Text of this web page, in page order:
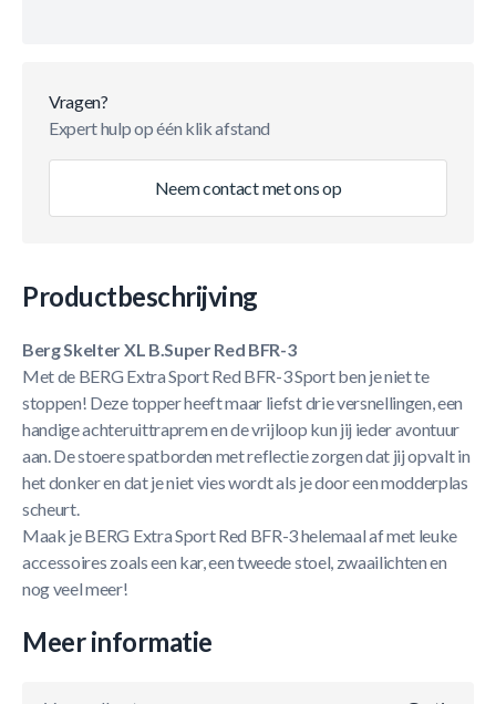
Vragen?
Expert hulp op één klik afstand
Neem contact met ons op
Productbeschrijving
Berg Skelter XL B.Super Red BFR-3
Met de BERG Extra Sport Red BFR-3 Sport ben je niet te
stoppen! Deze topper heeft maar liefst drie versnellingen, een
handige achteruittraprem en de vrijloop kun jij ieder avontuur
aan. De stoere spatborden met reflectie zorgen dat jij opvalt in
het donker en dat je niet vies wordt als je door een modderplas
scheurt.
Maak je BERG Extra Sport Red BFR-3 helemaal af met leuke
accessoires zoals een kar, een tweede stoel, zwaailichten en
nog veel meer!
Meer informatie